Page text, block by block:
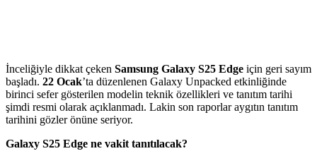
İnceliğiyle dikkat çeken Samsung Galaxy S25 Edge için geri sayım
başladı. 22 Ocak’ta düzenlenen Galaxy Unpacked etkinliğinde
birinci sefer gösterilen modelin teknik özellikleri ve tanıtım tarihi
şimdi resmi olarak açıklanmadı. Lakin son raporlar aygıtın tanıtım
tarihini gözler önüne seriyor.
Galaxy S25 Edge ne vakit tanıtılacak?